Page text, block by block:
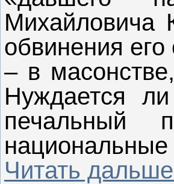
Михайловича
обвинения
– в
Нуждается
печальный
Читать